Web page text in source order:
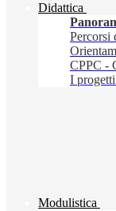
Didattica
Percorsi
CPPC -
I
Modulistica